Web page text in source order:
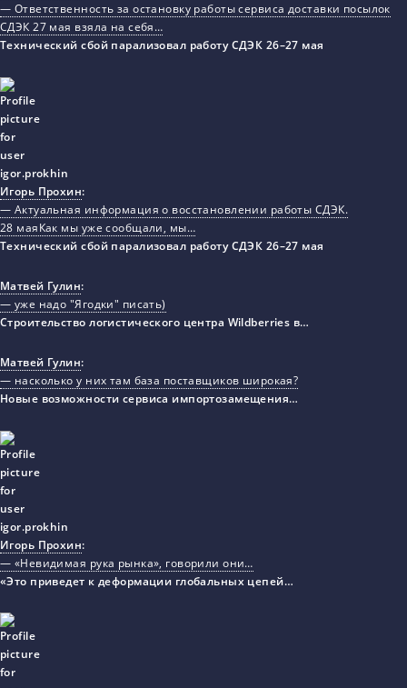
— Ответственность за остановку работы сервиса доставки посылок
СДЭК 27 мая взяла на себя…
Технический сбой парализовал работу СДЭК 26–27 мая
Игорь Прохин:
— Актуальная информация о восстановлении работы СДЭК.
28 маяКак мы уже сообщали, мы…
Технический сбой парализовал работу СДЭК 26–27 мая
Матвей Гулин:
— уже надо "Ягодки" писать)
Строительство логистического центра Wildberries в…
Матвей Гулин:
— насколько у них там база поставщиков широкая?
Новые возможности сервиса импортозамещения…
Игорь Прохин:
— «Невидимая рука рынка», говорили они…
«Это приведет к деформации глобальных цепей…